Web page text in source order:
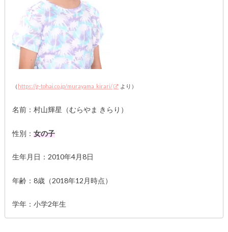
（ https://g-tohai.co.jp/murayama_kirari/ より）
名前：村山輝星（むらやま きらり）
性別：女の子
生年月日：2010年4月8日
年齢：8歳（2018年12月時点）
学年：小学2年生